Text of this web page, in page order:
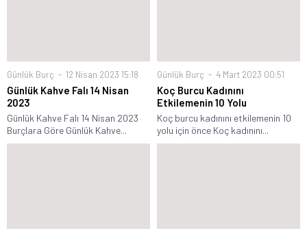
Günlük Burç 12 Nisan 2023 15:18
Günlük Kahve Falı 14 Nisan
2023
Günlük Kahve Falı 14 Nisan 2023
Burçlara Göre Günlük Kahve...
Günlük Burç 4 Mart 2023 00:51
Koç Burcu Kadınını
Etkilemenin 10 Yolu
Koç burcu kadınını etkilemenin 10
yolu için önce Koç kadınını...